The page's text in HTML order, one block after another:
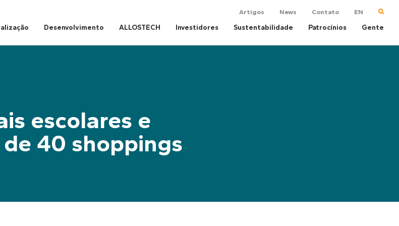
Artigos News Contato EN
Desenvolvimento ALLOSTECH Investidores Sustentabilidade Patrocínios Gente
escolares e
40 shoppings